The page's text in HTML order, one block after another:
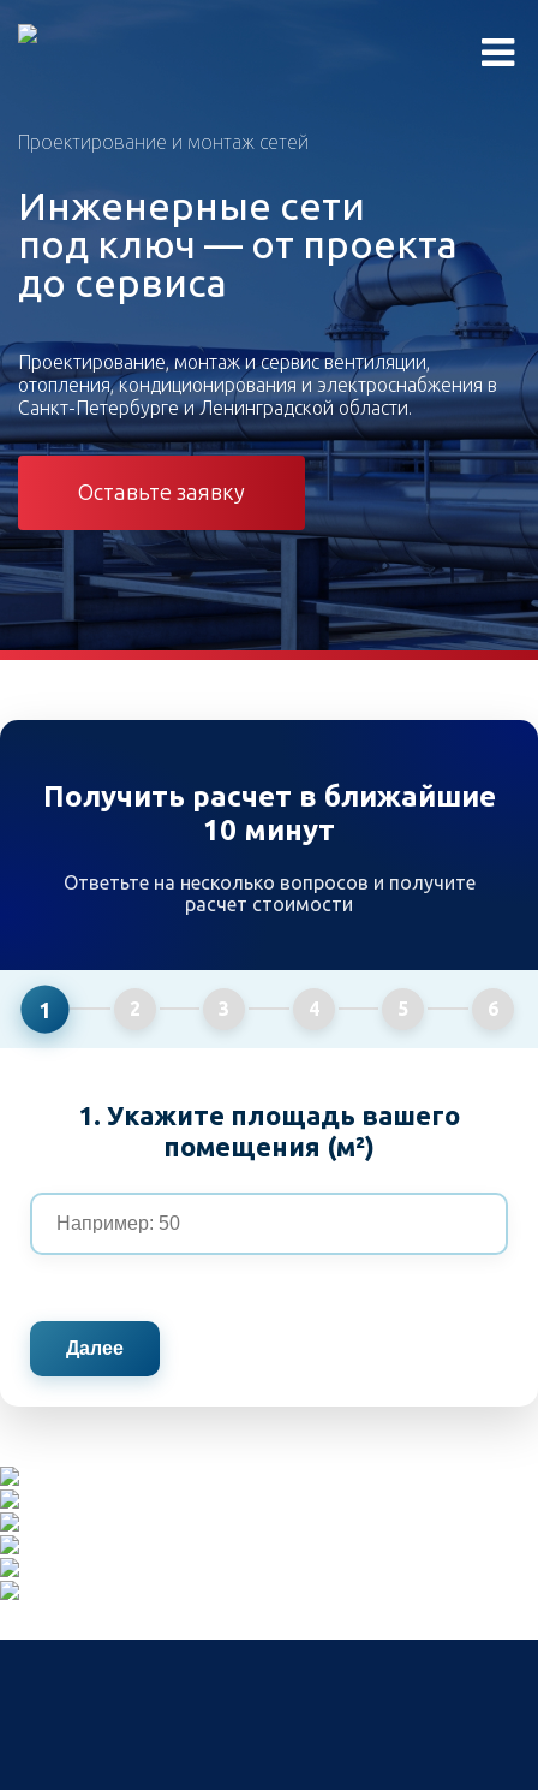
Проектирование и монтаж сетей
Инженерные сети
под ключ — от проекта
до сервиса
Проектирование, монтаж и сервис вентиляции,
отопления, кондиционирования и электроснабжения в
Санкт-Петербурге и Ленинградской области.
Оставьте заявку
Получить расчет в ближайшие
10 минут
Ответьте на несколько вопросов и получите
расчет стоимости
1 2 3 4 5 6
1. Укажите площадь вашего
помещения (м²)
Далее